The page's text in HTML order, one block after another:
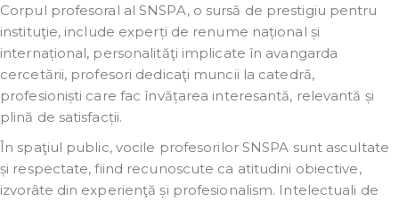
Corpul profesoral al SNSPA, o sursă de prestigiu pentru
instituţie, include experți de renume național și
internațional, personalităţi implicate în avangarda
cercetării, profesori dedicaţi muncii la catedră,
profesioniști care fac învățarea interesantă, relevantă și
plină de satisfacții.
În spaţiul public, vocile profesorilor SNSPA sunt ascultate
și respectate, fiind recunoscute ca atitudini obiective,
izvorâte din experienţă și profesionalism. Intelectuali de